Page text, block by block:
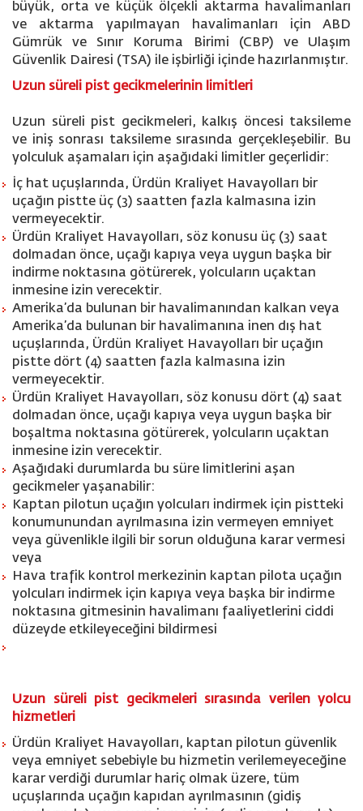
büyük, orta ve küçük ölçekli aktarma havalimanları
ve aktarma yapılmayan havalimanları için ABD
Gümrük ve Sınır Koruma Birimi (CBP) ve Ulaşım
Güvenlik Dairesi (TSA) ile işbirliği içinde hazırlanmıştır.
Uzun süreli pist gecikmelerinin limitleri
Uzun süreli pist gecikmeleri, kalkış öncesi taksileme
ve iniş sonrası taksileme sırasında gerçekleşebilir. Bu
yolculuk aşamaları için aşağıdaki limitler geçerlidir:
İç hat uçuşlarında, Ürdün Kraliyet Havayolları bir
uçağın pistte üç (3) saatten fazla kalmasına izin
vermeyecektir.
Ürdün Kraliyet Havayolları, söz konusu üç (3) saat
dolmadan önce, uçağı kapıya veya uygun başka bir
indirme noktasına götürerek, yolcuların uçaktan
inmesine izin verecektir.
Amerika’da bulunan bir havalimanından kalkan veya
Amerika’da bulunan bir havalimanına inen dış hat
uçuşlarında, Ürdün Kraliyet Havayolları bir uçağın
pistte dört (4) saatten fazla kalmasına izin
vermeyecektir.
Ürdün Kraliyet Havayolları, söz konusu dört (4) saat
dolmadan önce, uçağı kapıya veya uygun başka bir
boşaltma noktasına götürerek, yolcuların uçaktan
inmesine izin verecektir.
Aşağıdaki durumlarda bu süre limitlerini aşan
gecikmeler yaşanabilir:
Kaptan pilotun uçağın yolcuları indirmek için pistteki
konumunundan ayrılmasına izin vermeyen emniyet
veya güvenlikle ilgili bir sorun olduğuna karar vermesi
veya
Hava trafik kontrol merkezinin kaptan pilota uçağın
yolcuları indirmek için kapıya veya başka bir indirme
noktasına gitmesinin havalimanı faaliyetlerini ciddi
düzeyde etkileyeceğini bildirmesi
Uzun süreli pist gecikmeleri sırasında verilen yolcu
hizmetleri
Ürdün Kraliyet Havayolları, kaptan pilotun güvenlik
veya emniyet sebebiyle bu hizmetin verilemeyeceğine
karar verdiği durumlar hariç olmak üzere, tüm
uçuşlarında uçağın kapıdan ayrılmasının (gidiş